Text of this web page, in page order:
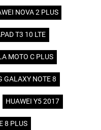
NOVA 2 PLUS
T3 10 LTE
MOTO C PLUS
GALAXY NOTE 8
HUAWEI Y5 2017
8 PLUS